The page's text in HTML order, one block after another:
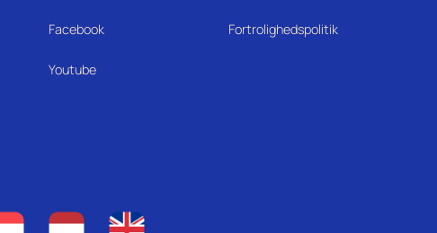
Facebook
Youtube
Fortrolighedspolitik